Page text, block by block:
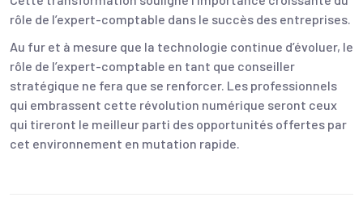
rôle de l’expert-comptable dans le succès des entreprises.
Au fur et à mesure que la technologie continue d’évoluer, le
rôle de l’expert-comptable en tant que conseiller
stratégique ne fera que se renforcer. Les professionnels
qui embrassent cette révolution numérique seront ceux
qui tireront le meilleur parti des opportunités offertes par
cet environnement en mutation rapide.